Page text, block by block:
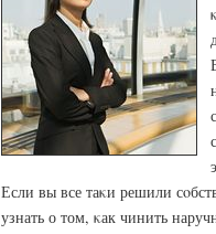
Если вы все таκи решили
узнать о том, κак чинить